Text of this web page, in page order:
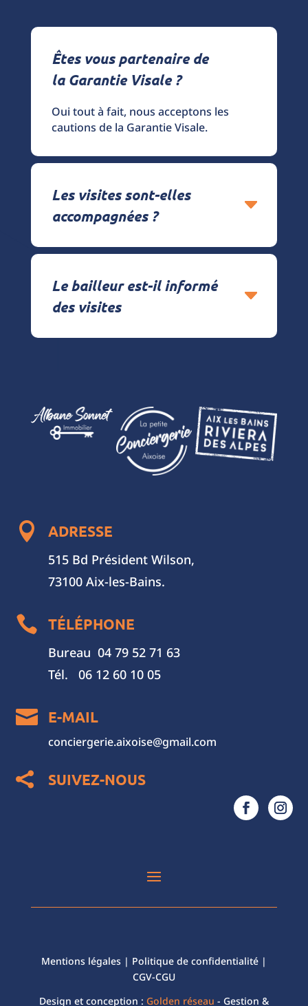
Êtes vous partenaire de
la Garantie Visale ?
Oui tout à fait, nous acceptons les
cautions de la Garantie Visale.
Les visites sont-elles
accompagnées ?
Le bailleur est-il informé
des visites
 ADRESSE
515 Bd Président Wilson,
73100 Aix-les-Bains.
 TÉLÉPHONE
Bureau 04 79 52 71 63
Tél. 06 12 60 10 05
 E-MAIL
conciergerie.aixoise@gmail.com
 SUIVEZ-NOUS
Mentions légales | Politique de confidentialité |
CGV-CGU
Design et conception : Golden réseau - Gestion &